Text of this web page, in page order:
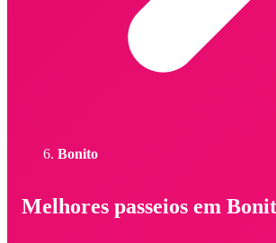
Bonito
Melhores passeios em